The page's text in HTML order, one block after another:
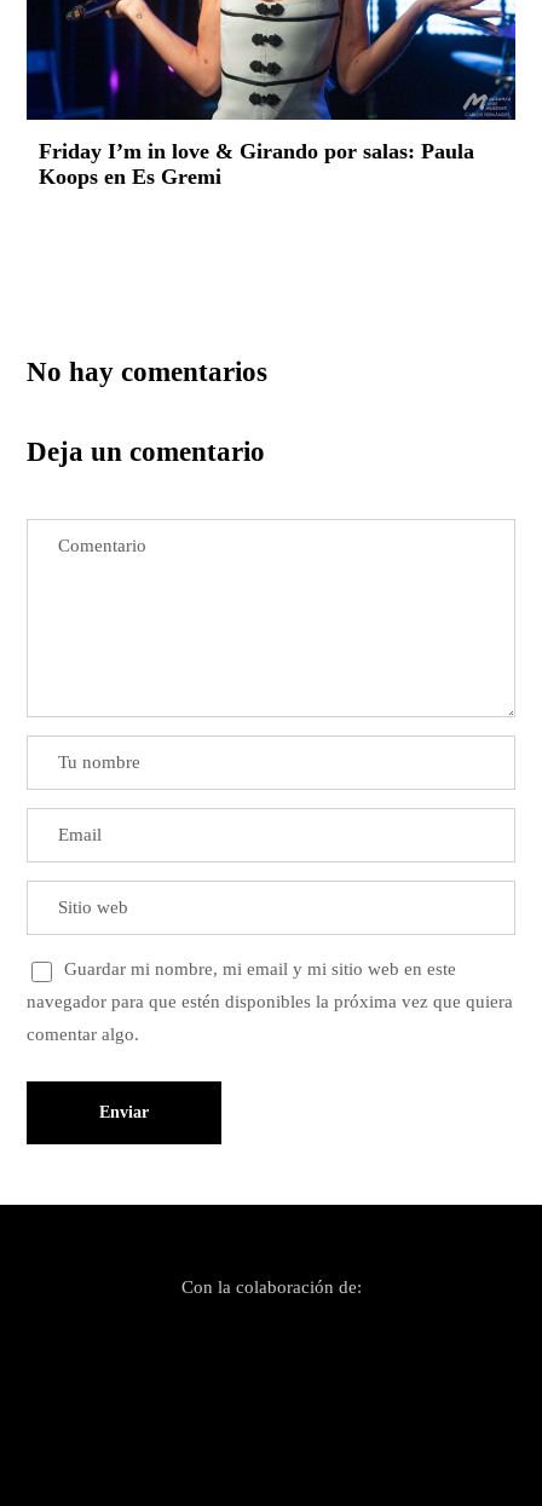
Friday I’m in love & Girando por salas: Paula
Koops en Es Gremi
No hay comentarios
Deja un comentario
Guardar mi nombre, mi email y mi sitio web en este
navegador para que estén disponibles la próxima vez que quiera
comentar algo.
Con la colaboración de: